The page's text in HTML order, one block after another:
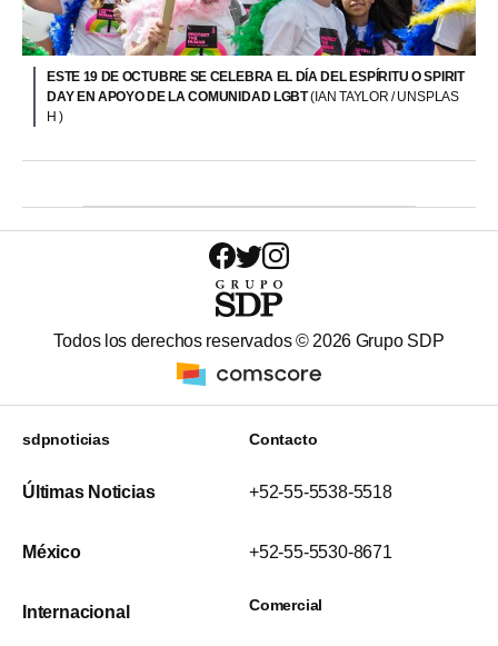
ESTE 19 DE OCTUBRE SE CELEBRA EL DÍA DEL ESPÍRITU O SPIRIT
DAY EN APOYO DE LA COMUNIDAD LGBT(IAN TAYLOR / UNSPLAS
H )
Todos los derechos reservados © 2026 Grupo SDP
sdpnoticias
Últimas Noticias
México
Internacional
Contacto
+52-55-5538-5518
+52-55-5530-8671
Comercial